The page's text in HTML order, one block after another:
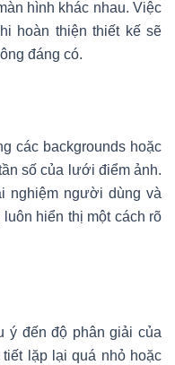
hình khác nhau. Việc
hoàn thiện thiết kế sẽ
đáng có.
các backgrounds hoặc
số của lưới điểm ảnh.
nghiệm người dùng và
hiển thị một cách rõ
ý đến độ phân giải của
lặp lại quá nhỏ hoặc